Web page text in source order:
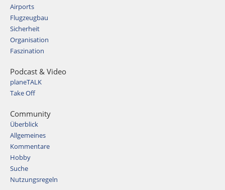
Airports
Flugzeugbau
Sicherheit
Organisation
Faszination
Podcast & Video
planeTALK
Take Off
Community
Überblick
Allgemeines
Kommentare
Hobby
Suche
Nutzungsregeln